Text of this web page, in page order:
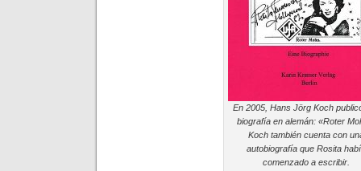
En 2005, Hans Jörg Koch
biografía en alemán: «Roter
Koch también cuenta con
autobiografía que Rosita
comenzado a escribir.